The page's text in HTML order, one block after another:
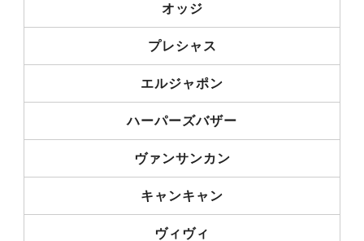
オッジ
プレシャス
エルジャポン
ハーパーズバザー
ヴァンサンカン
キャンキャン
ヴィヴィ